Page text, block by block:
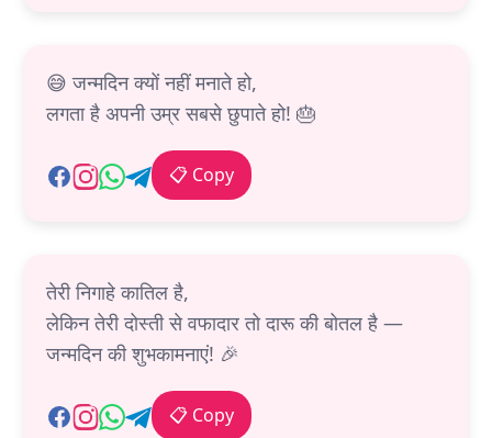
😅 जन्मदिन क्यों नहीं मनाते हो,
लगता है अपनी उम्र सबसे छुपाते हो! 🎂
📋 Copy
तेरी निगाहे कातिल है,
लेकिन तेरी दोस्ती से वफादार तो दारू की बोतल है —
जन्मदिन की शुभकामनाएं! 🎉
📋 Copy